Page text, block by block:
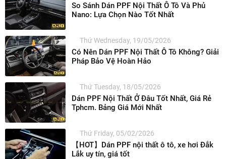
So Sánh Dán PPF Nội Thất Ô Tô Và Phủ
Nano: Lựa Chọn Nào Tốt Nhất
Thứ Wednesday, 19/05/2026
Có Nên Dán PPF Nội Thất Ô Tô Không? Giải
Pháp Bảo Vệ Hoàn Hảo
Thứ Tuesday, 18/05/2026
Dán PPF Nội Thất Ở Đâu Tốt Nhất, Giá Rẻ
Tphcm. Bảng Giá Mới Nhất
Thứ Friday, 05/02/2026
【HOT】Dán PPF nội thất ô tô, xe hơi Đắk
Lắk uy tín, giá tốt